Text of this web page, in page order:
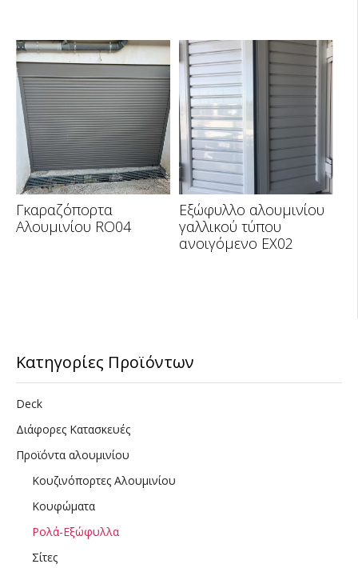
Γκαραζόπορτα
Αλουμινίου RO04
Εξώφυλλο αλουμινίου
γαλλικού τύπου
ανοιγόμενο EX02
Κατηγορίες Προϊόντων
Deck
Διάφορες Κατασκευές
Προϊόντα αλουμινίου
Κουζινόπορτες Αλουμινίου
Κουφώματα
Ρολά-Εξώφυλλα
Σίτες